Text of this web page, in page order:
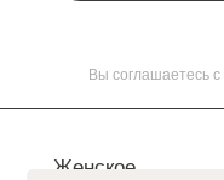
Вы соглашаетесь с
Женское